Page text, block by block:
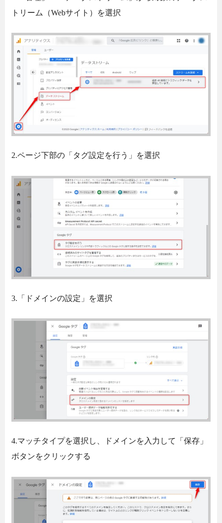
トリーム（Webサイト）を選択
2.ページ下部の「タグ設定を行う」を選択
3.「ドメインの設定」を選択
4.マッチタイプを選択し、ドメインを入力して「保存」
ボタンをクリックする